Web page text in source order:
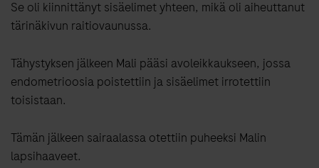
Se oli kiinnittänyt sisäelimet yhteen, mikä oli aiheuttanut
tärinäkivun raitiovaunussa.
Tähystyksen jälkeen Mali pääsi avoleikkaukseen, jossa
endometrioosia poistettiin ja sisäelimet irrotettiin
toisistaan.
Tämän jälkeen sairaalassa otettiin puheeksi Malin
lapsihaaveet.